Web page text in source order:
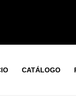
CATÁLOGO